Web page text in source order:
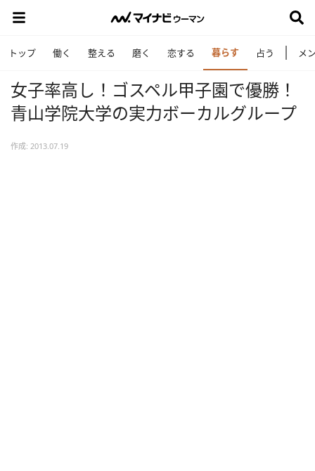
トップ 働く 整える 磨く 恋する 暮らす 占う メ
女子率高し！ゴスペル甲子園で優勝！
青山学院大学の実力ボーカルグループ
作成: 2013.07.19